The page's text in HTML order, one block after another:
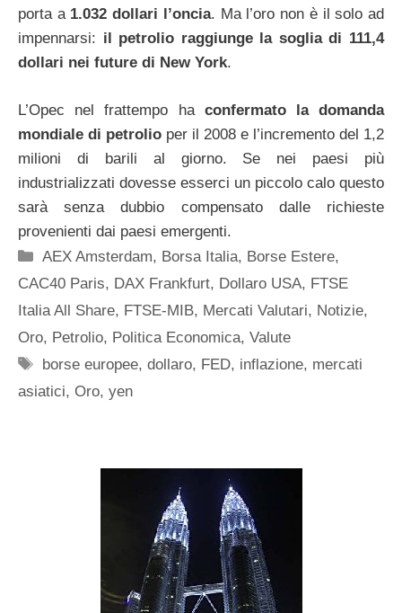
porta a 1.032 dollari l’oncia. Ma l’oro non è il solo ad
impennarsi: il petrolio raggiunge la soglia di 111,4
dollari nei future di New York.
L’Opec nel frattempo ha confermato la domanda
mondiale di petrolio per il 2008 e l’incremento del 1,2
milioni di barili al giorno. Se nei paesi più
industrializzati dovesse esserci un piccolo calo questo
sarà senza dubbio compensato dalle richieste
provenienti dai paesi emergenti.
Categorie
AEX Amsterdam, Borsa Italia, Borse Estere,
CAC40 Paris, DAX Frankfurt, Dollaro USA, FTSE
Italia All Share, FTSE-MIB, Mercati Valutari, Notizie,
Oro, Petrolio, Politica Economica, Valute
Tag
borse europee,dollaro, FED, inflazione, mercati
asiatici, Oro, yen